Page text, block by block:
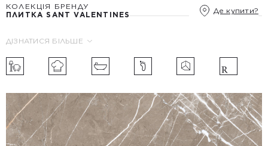
КОЛЕКЦІЯ БРЕНДУ
ПЛИТКА SANT VALENTINES
Де купити?
ДІЗНАТИСЯ БІЛЬШЕ